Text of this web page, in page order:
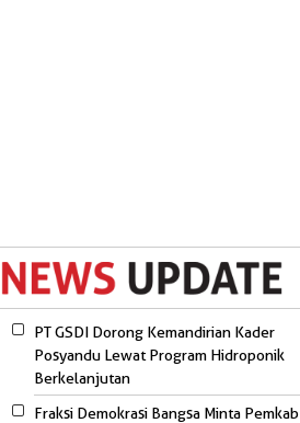
PT GSDI Dorong Kemandirian Kader
Posyandu Lewat Program Hidroponik
Berkelanjutan
Fraksi Demokrasi Bangsa Minta Pemkab